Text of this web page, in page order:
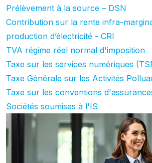
Prélèvement à la source – DSN
Contribution sur la rente infra-
production d’électricité - CRI
TVA régime réel normal d'imposition
Taxe sur les services numériques
Taxe Générale sur les Activités
Taxe sur les conventions
Sociétés soumises à l'IS